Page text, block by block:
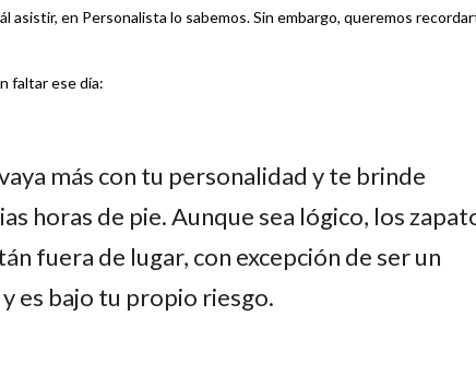
asistir, en Personalista lo sabemos. Sin embargo, queremos
faltar ese día:
más con tu personalidad y te brinde
horas de pie. Aunque sea lógico, los
fuera de lugar, con excepción de ser un
es bajo tu propio riesgo.